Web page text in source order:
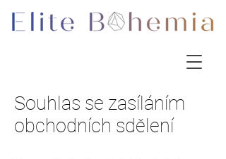
Souhlas se zasíláním
obchodních sdělení